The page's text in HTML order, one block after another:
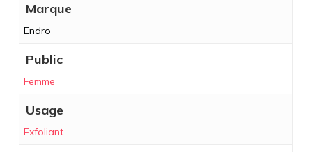
Marque
Endro
Public
Femme
Usage
Exfoliant